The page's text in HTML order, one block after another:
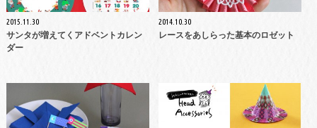
2015.11.30
サンタが増えてくアドベントカレン
ダー
2014.10.30
レースをあしらった基本のロゼット